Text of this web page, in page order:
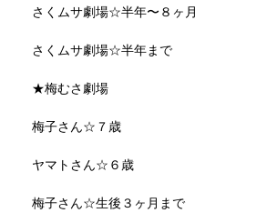
さくムサ劇場☆半年〜８ヶ月
さくムサ劇場☆半年まで
★梅むさ劇場
梅子さん☆７歳
ヤマトさん☆６歳
梅子さん☆生後３ヶ月まで